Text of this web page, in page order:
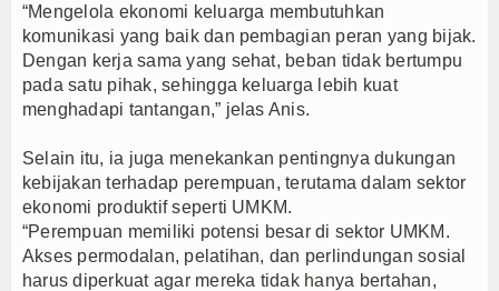
“Mengelola ekonomi keluarga membutuhkan
komunikasi yang baik dan pembagian peran yang bijak.
Dengan kerja sama yang sehat, beban tidak bertumpu
pada satu pihak, sehingga keluarga lebih kuat
menghadapi tantangan,” jelas Anis.
Selain itu, ia juga menekankan pentingnya dukungan
kebijakan terhadap perempuan, terutama dalam sektor
ekonomi produktif seperti UMKM.
“Perempuan memiliki potensi besar di sektor UMKM.
Akses permodalan, pelatihan, dan perlindungan sosial
harus diperkuat agar mereka tidak hanya bertahan,